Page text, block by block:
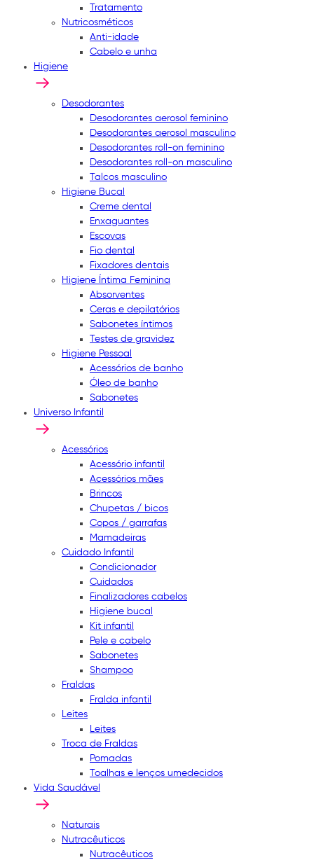
Tratamento
Nutricosméticos
Anti-idade
Cabelo e unha
Higiene
Desodorantes
Desodorantes aerosol feminino
Desodorantes aerosol masculino
Desodorantes roll-on feminino
Desodorantes roll-on masculino
Talcos masculino
Higiene Bucal
Creme dental
Enxaguantes
Escovas
Fio dental
Fixadores dentais
Higiene Íntima Feminina
Absorventes
Ceras e depilatórios
Sabonetes íntimos
Testes de gravidez
Higiene Pessoal
Acessórios de banho
Óleo de banho
Sabonetes
Universo Infantil
Acessórios
Acessório infantil
Acessórios mães
Brincos
Chupetas / bicos
Copos / garrafas
Mamadeiras
Cuidado Infantil
Condicionador
Cuidados
Finalizadores cabelos
Higiene bucal
Kit infantil
Pele e cabelo
Sabonetes
Shampoo
Fraldas
Fralda infantil
Leites
Leites
Troca de Fraldas
Pomadas
Toalhas e lenços umedecidos
Vida Saudável
Naturais
Nutracêuticos
Nutracêuticos